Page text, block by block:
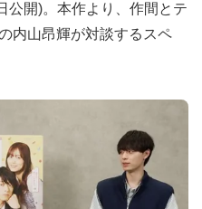
公開)。本作より、作間とテ
内山昂輝が対談するスペ